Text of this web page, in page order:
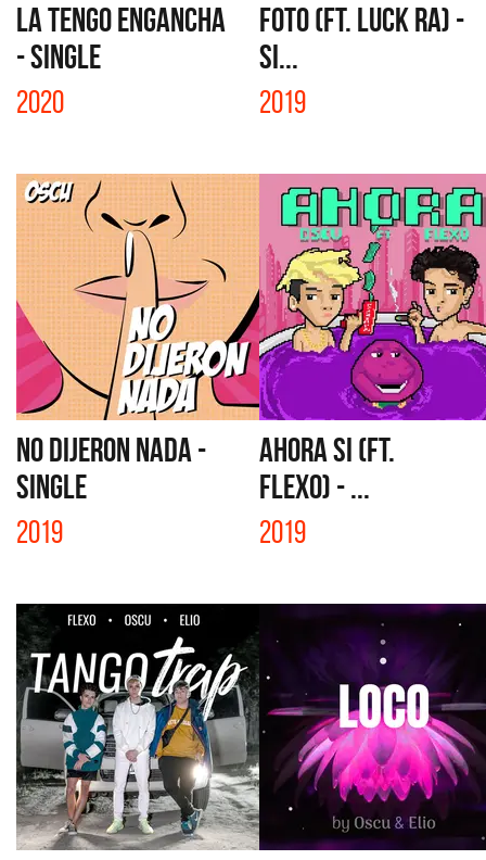
LA TENGO ENGANCHA
- SINGLE
2020
FOTO (FT. LUCK RA) -
SI...
2019
NO DIJERON NADA -
SINGLE
2019
AHORA SI (FT.
FLEXO) - ...
2019